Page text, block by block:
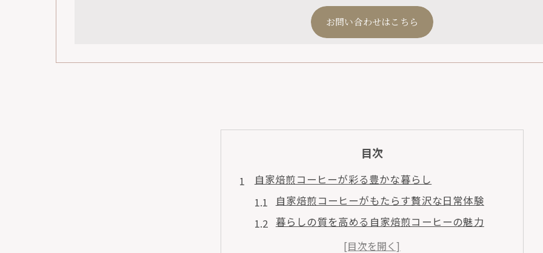
お問い合わせはこちら
目次
自家焙煎コーヒーが彩る豊かな暮らし
自家焙煎コーヒーがもたらす贅沢な日常体験
暮らしの質を高める自家焙煎コーヒーの魅力
自家焙煎コーヒーで自宅カフェ時間を充実